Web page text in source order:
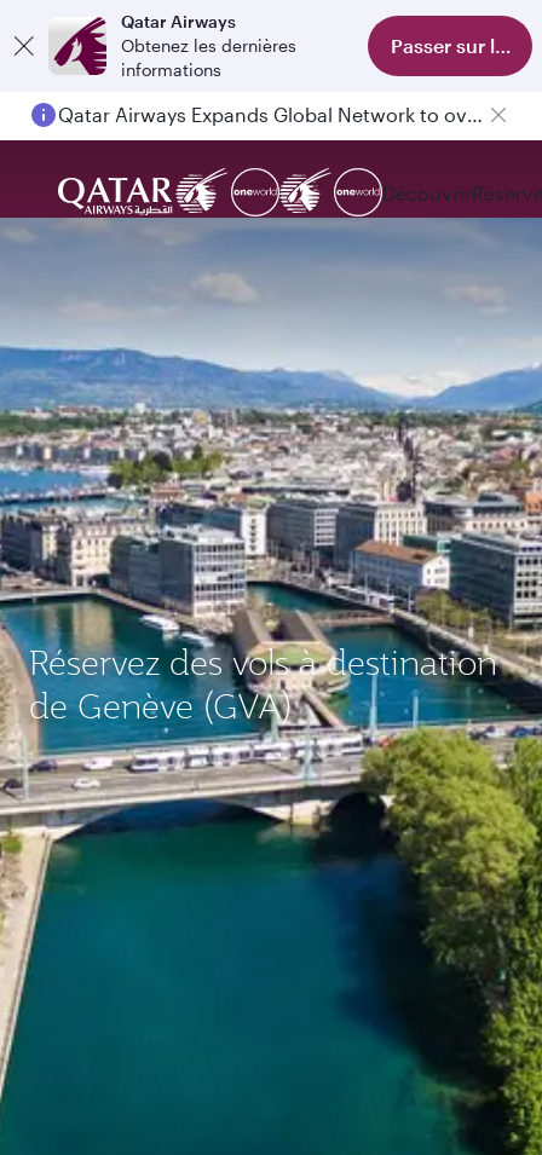
Qatar Airways
Obtenez les dernières
informations
Passer sur
Qatar Airways Expands Global Network to over 160 Destinations
Découvrir
Réservez des vols à destination
de Genève (GVA)